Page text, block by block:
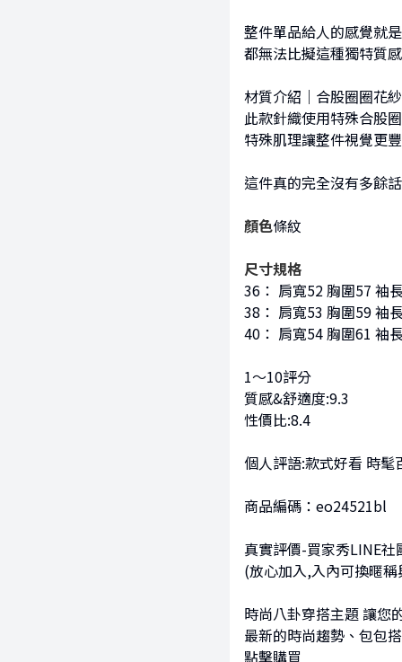
整件單品給人的感覺就
都無法比擬這種獨特質
材質介紹｜合股圈圈花紗
此款針織使用特殊合股
特殊肌理讓整件視覺更
這件真的完全沒有多餘
顏色條紋
尺寸規格
36： 肩寬52 胸圍57 袖
38： 肩寬53 胸圍59 袖
40： 肩寬54 胸圍61 袖
1～10評分
質感&舒適度:9.3
性價比:8.4
個人評語:款式好看 時
商品編碼：eo24521bl
真實評價-買家秀LINE社
(放心加入,入內可換暱
時尚八卦穿搭主題 讓您
最新的時尚趨勢、包包
點擊購買